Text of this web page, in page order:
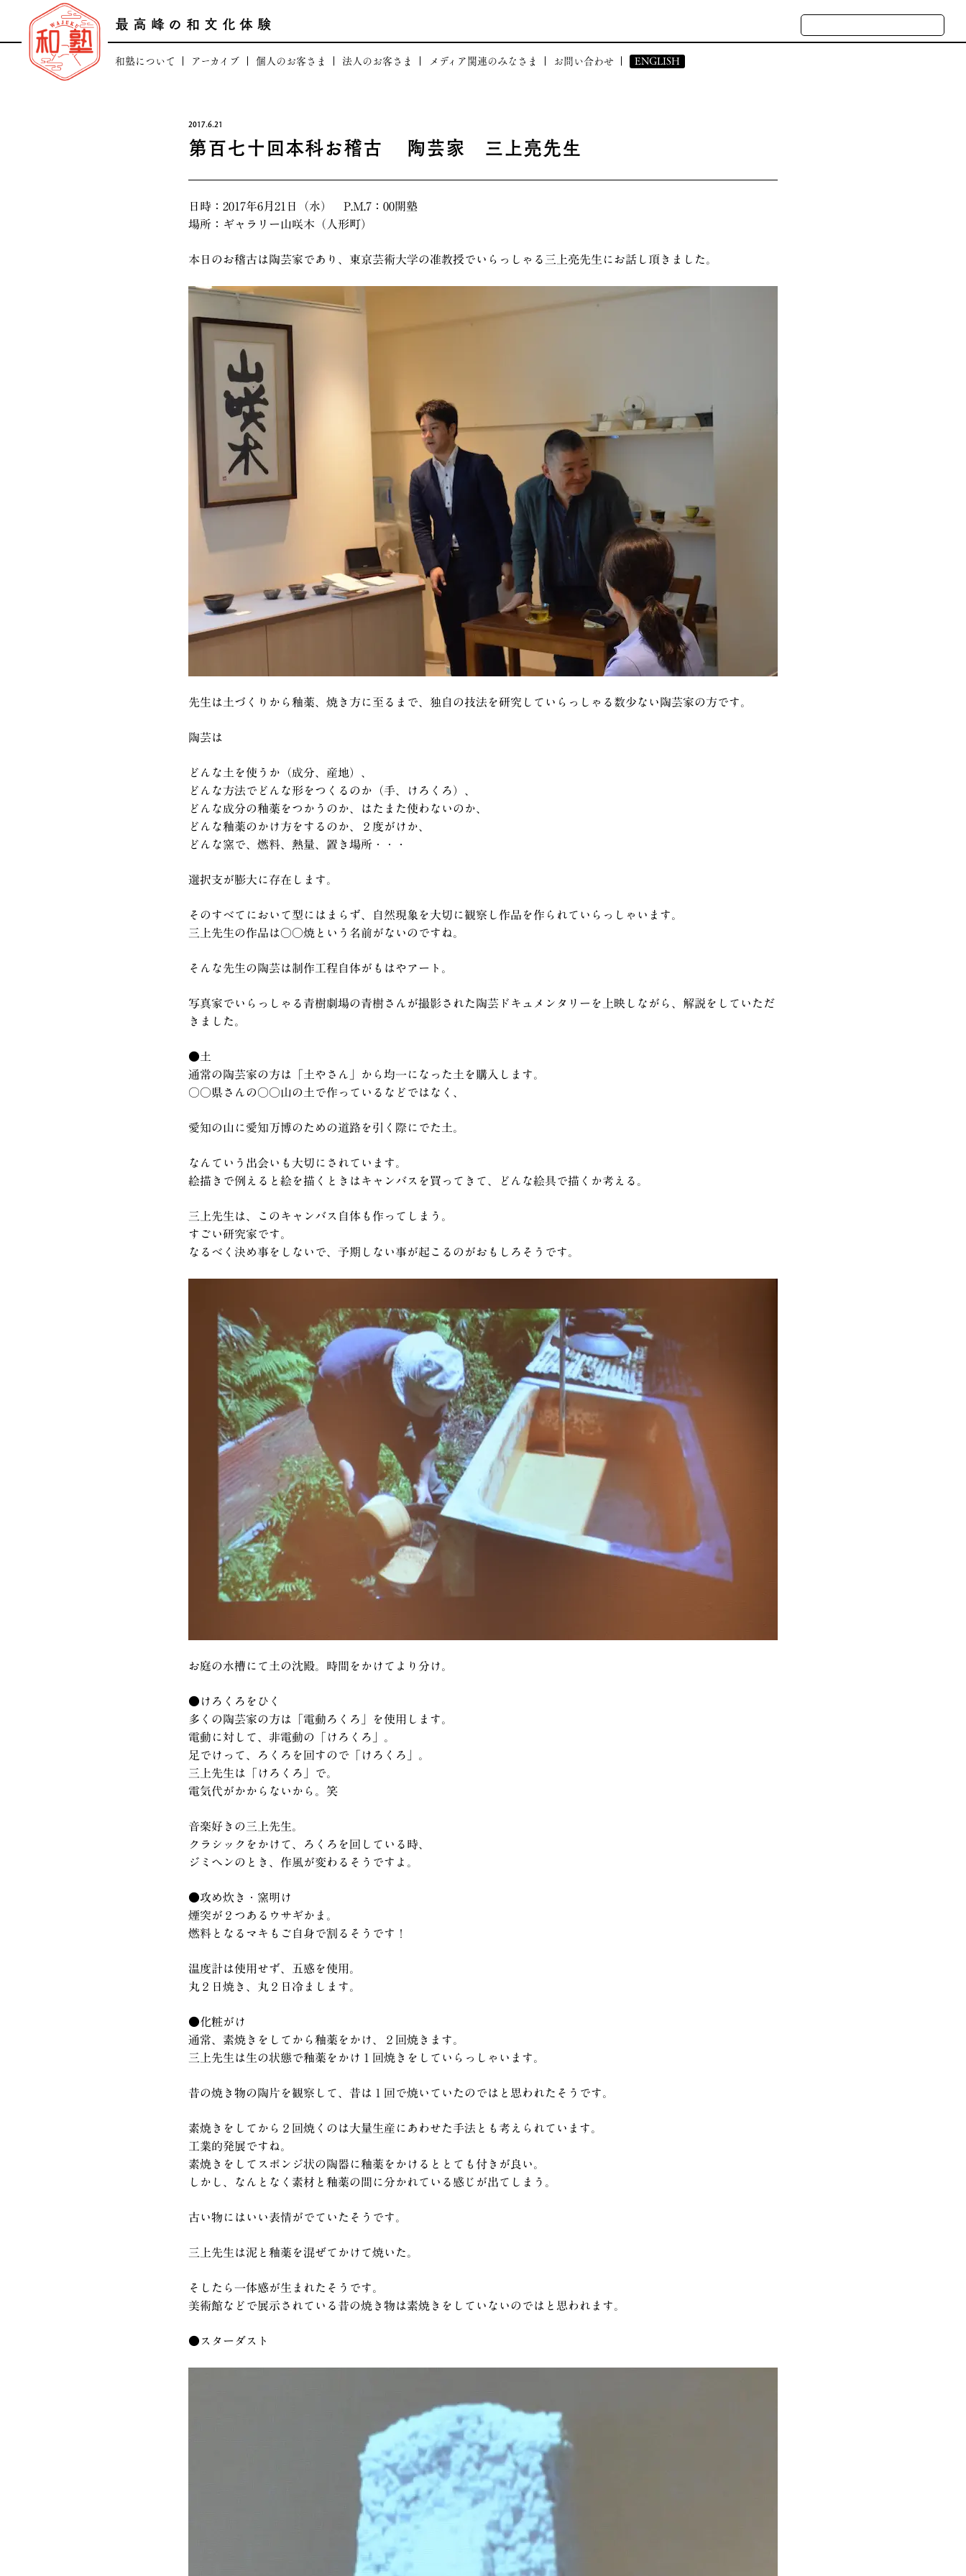
最高峰の和文化体験
和塾について アーカイブ 個人のお客さま
日本の芸術文化を支える社会貢献活動
和塾の「顧客登録について」
一般向け講座「和塾お稽古会」について
法人のお客さま
事例のご紹介
メディア関連のみなさま お問い合わせ ENGLISH
INQUIRY
2017.6.21
第百七十回本科お稽古 陶芸家 三上亮先生
日時：2017年6月21日（水） P.M.7：00開塾
場所：ギャラリー山咲木（人形町）
本日のお稽古は陶芸家であり、東京芸術大学の准教授でいらっしゃる三上亮先生にお話し頂きました。
先生は土づくりから釉薬、焼き方に至るまで、独自の技法を研究していらっしゃる数少ない陶芸家の方です。
陶芸は
どんな土を使うか（成分、産地）、
どんな方法でどんな形をつくるのか（手、けろくろ）、
どんな成分の釉薬をつかうのか、はたまた使わないのか、
どんな釉薬のかけ方をするのか、２度がけか、
どんな窯で、燃料、熱量、置き場所・・・
選択支が膨大に存在します。
そのすべてにおいて型にはまらず、自然現象を大切に観察し作品を作られていらっしゃいます。
三上先生の作品は○○焼という名前がないのですね。
そんな先生の陶芸は制作工程自体がもはやアート。
写真家でいらっしゃる青樹劇場の青樹さんが撮影された陶芸ドキュメンタリーを上映しながら、解説をしていただ
きました。
●土
通常の陶芸家の方は「土やさん」から均一になった土を購入します。
○○県さんの○○山の土で作っているなどではなく、
愛知の山に愛知万博のための道路を引く際にでた土。
なんていう出会いも大切にされています。
絵描きで例えると絵を描くときはキャンバスを買ってきて、どんな絵具で描くか考える。
三上先生は、このキャンバス自体も作ってしまう。
すごい研究家です。
なるべく決め事をしないで、予期しない事が起こるのがおもしろそうです。
お庭の水槽にて土の沈殿。時間をかけてより分け。
●けろくろをひく
多くの陶芸家の方は「電動ろくろ」を使用します。
電動に対して、非電動の「けろくろ」。
足でけって、ろくろを回すので「けろくろ」。
三上先生は「けろくろ」で。
電気代がかからないから。笑
音楽好きの三上先生。
クラシックをかけて、ろくろを回している時、
ジミヘンのとき、作風が変わるそうですよ。
●攻め炊き・窯明け
煙突が２つあるウサギかま。
燃料となるマキもご自身で割るそうです！
温度計は使用せず、五感を使用。
丸２日焼き、丸２日冷まします。
●化粧がけ
通常、素焼きをしてから釉薬をかけ、２回焼きます。
三上先生は生の状態で釉薬をかけ１回焼きをしていらっしゃいます。
昔の焼き物の陶片を観察して、昔は１回で焼いていたのではと思われたそうです。
素焼きをしてから２回焼くのは大量生産にあわせた手法とも考えられています。
工業的発展ですね。
素焼きをしてスポンジ状の陶器に釉薬をかけるととても付きが良い。
しかし、なんとなく素材と釉薬の間に分かれている感じが出てしまう。
古い物にはいい表情がでていたそうです。
三上先生は泥と釉薬を混ぜてかけて焼いた。
そしたら一体感が生まれたそうです。
美術館などで展示されている昔の焼き物は素焼きをしていないのではと思われます。
●スターダスト